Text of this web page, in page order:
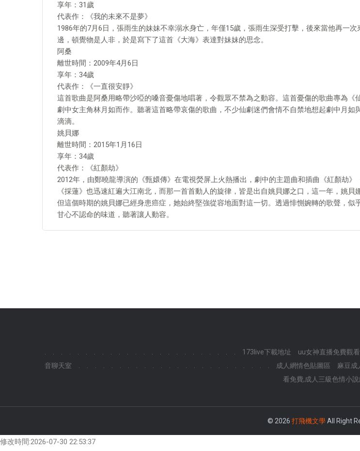
享年：31歲
代表作：《我的未來不是夢》
1986年的7月6日，張雨生的妹妹不幸溺水身亡，年僅15歲，張雨生深受打擊，後來當他再一次
邊，頓覺物是人非，於是寫下了這首《大海》表達對妹妹的思念。
阿桑
離世時間：2009年4月6日
享年：34歲
代表作：《一直很安靜》
這首歌曲是阿桑用略帶沙啞的嗓音憂傷地唱著，令觀眾不禁為之動容。這首憂傷的歌曲專為《
劇中女主角林月如而作。聽著這首略帶哀傷的歌曲，不少仙劇迷們會情不自禁地想起劇中月如
滴滴。
姚貝娜
離世時間：2015年1月16日
享年：34歲
代表作：《紅顏劫》
2012年，由鄭曉龍導演的《甄嬛傳》在電視熒屏上火熱播出，劇中的主題曲和插曲《紅顏劫》
《採蓮》也迅速紅遍大江南北，而那一首首動人的旋律，皆是出自姚貝娜之口，這一年，姚貝
但這個時期的姚貝娜已經身患癌症，她始終堅強從容地面對這一切。透過悱惻婉轉的歌聲，似
甘心不認命的味道，聽著讓人動容。
173live下載地址 uu女神直播免費觀
音聊天室
成人網情色貼圖區 麻豆成
看免費,成人三級色情小說
© 2026 打飛機文學All Right
修改時間:2026-07-30 22:53:37